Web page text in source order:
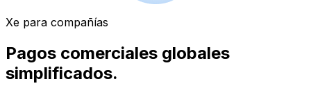
Xe para compañías
Pagos comerciales globales
simplificados.